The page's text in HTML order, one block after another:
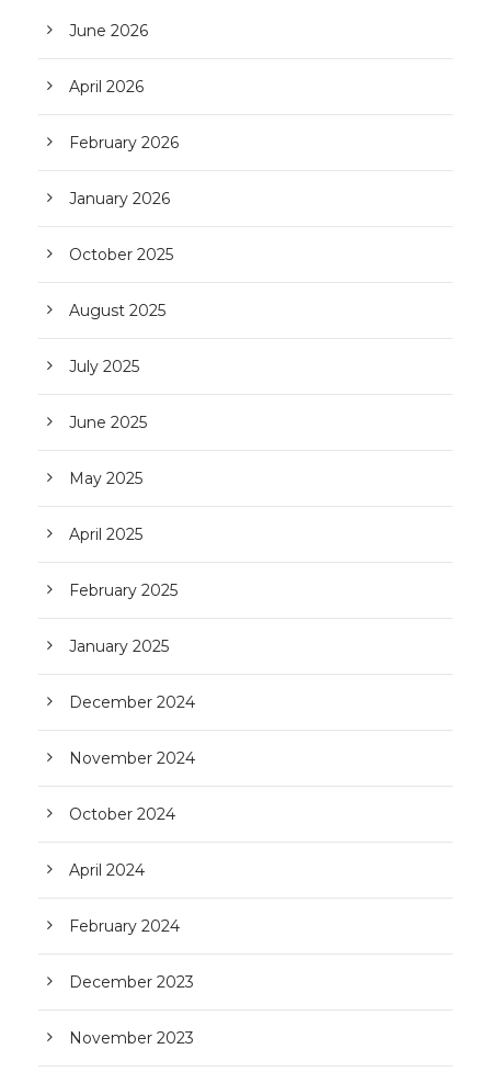
June 2026
April 2026
February 2026
January 2026
October 2025
August 2025
July 2025
June 2025
May 2025
April 2025
February 2025
January 2025
December 2024
November 2024
October 2024
April 2024
February 2024
December 2023
November 2023